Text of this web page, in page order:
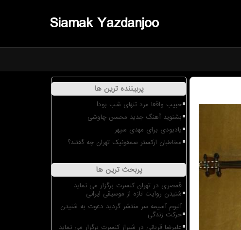
Siamak Yazdanjoo
پربیننده ترین ها
حبیب واقعا مرد تنهای شب بود!
بشنوید آهنگ جدید محسن چاوشی
یادبودی برای مهدی سپهر
مخاطبان ارکستر سمفونیک تهران چه گفتند؟
پربحث ترین ها
قمصری در تهران کنسرت برگزار می نماید
شنیدن روایت تازه از موسیقی ایرانی
آلبوم آسیمه سر منتشر گردید دعوت به شنیدن
حرکت زندگی
علیرضا قربانی در شیراز کنسرت برگزار می نماید